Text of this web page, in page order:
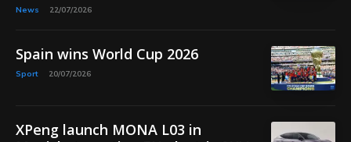
News 22/07/2026
Spain wins World Cup 2026
Sport 20/07/2026
XPeng launch MONA L03 in